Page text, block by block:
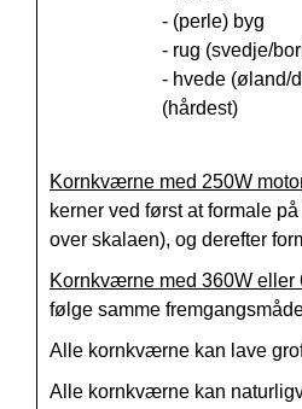
- (perle) byg
- rug (svedje/
- hvede (øland/
(hårdest)
Kornkværne med 250W
kerner ved først at formale
over skalaen), og derefter
Kornkværne med 360W eller
følge samme
Alle kornkværne kan lave
Alle kornkværne kan